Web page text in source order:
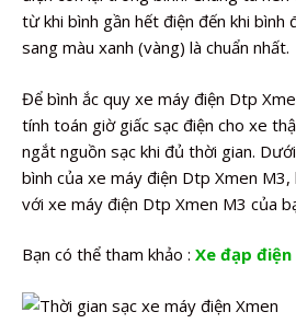
từ khi bình gần hết điện đến khi bình
sang màu xanh (vàng) là chuẩn nhất.
Để bình ắc quy xe máy điện Dtp
tính toán giờ giấc sạc điện cho xe
ngắt nguồn sạc khi đủ thời gian.
bình của xe máy điện Dtp Xmen
với xe máy điện Dtp Xmen M3 của
Bạn có thể tham khảo : Xe đạp